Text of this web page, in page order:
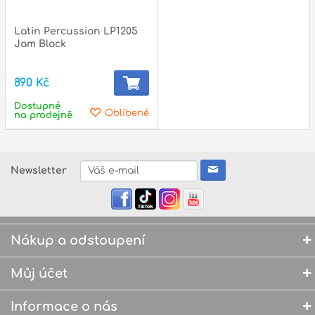
Latin Percussion LP1205
Jam Block
890 Kč
Oblíbené
Dostupné
na prodejně
Newsletter
Nákup a odstoupení
Můj účet
Informace o nás